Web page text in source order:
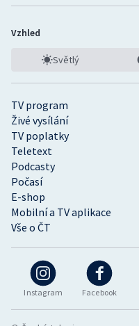
Instagram Facebook
TV program
Živé vysílání
TV poplatky
Teletext
Podcasty
Počasí
E-shop
Mobilní a TV aplikace
Vše o ČT
Vzhled
Světlý